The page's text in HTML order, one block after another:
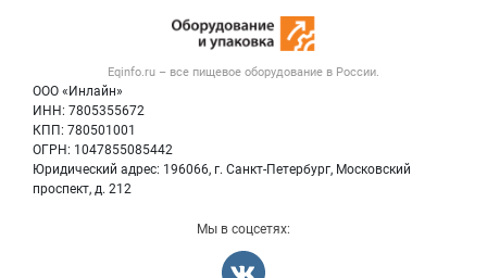
Eqinfo.ru – все пищевое оборудование в России.
ООО «Инлайн»
ИНН: 7805355672
КПП: 780501001
ОГРН: 1047855085442
Юридический адрес: 196066, г. Санкт-Петербург, Московский
проспект, д. 212
Публичная оферта
Контактная информация
Политика обработки персональных данных
Вакансии
Оборудование для пищепрома
Тара и упаковка
Б/у оборудование
Мы в соцсетях: